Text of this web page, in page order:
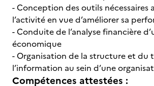
- Conception des outils nécessaires
l’activité en vue d’améliorer sa
- Conduite de l’analyse financière
économique
- Organisation de la structure et du
l’information au sein d’une
Compétences attestées :